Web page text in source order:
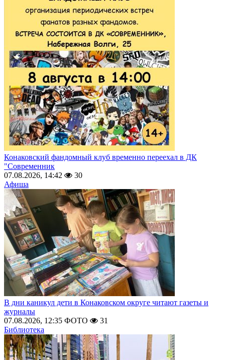
Конаковский фандомный клуб временно переехал в ДК
"Современник
07.08.2026, 14:42
30
Афиша
В дни каникул дети в Конаковском округе читают газеты и
журналы
07.08.2026, 12:35 ФОТО
31
Библиотека